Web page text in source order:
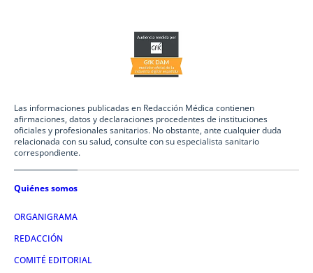
Las informaciones publicadas en Redacción Médica contienen
afirmaciones, datos y declaraciones procedentes de instituciones
oficiales y profesionales sanitarios. No obstante, ante cualquier duda
relacionada con su salud, consulte con su especialista sanitario
correspondiente.
Quiénes somos
ORGANIGRAMA
REDACCIÓN
COMITÉ EDITORIAL